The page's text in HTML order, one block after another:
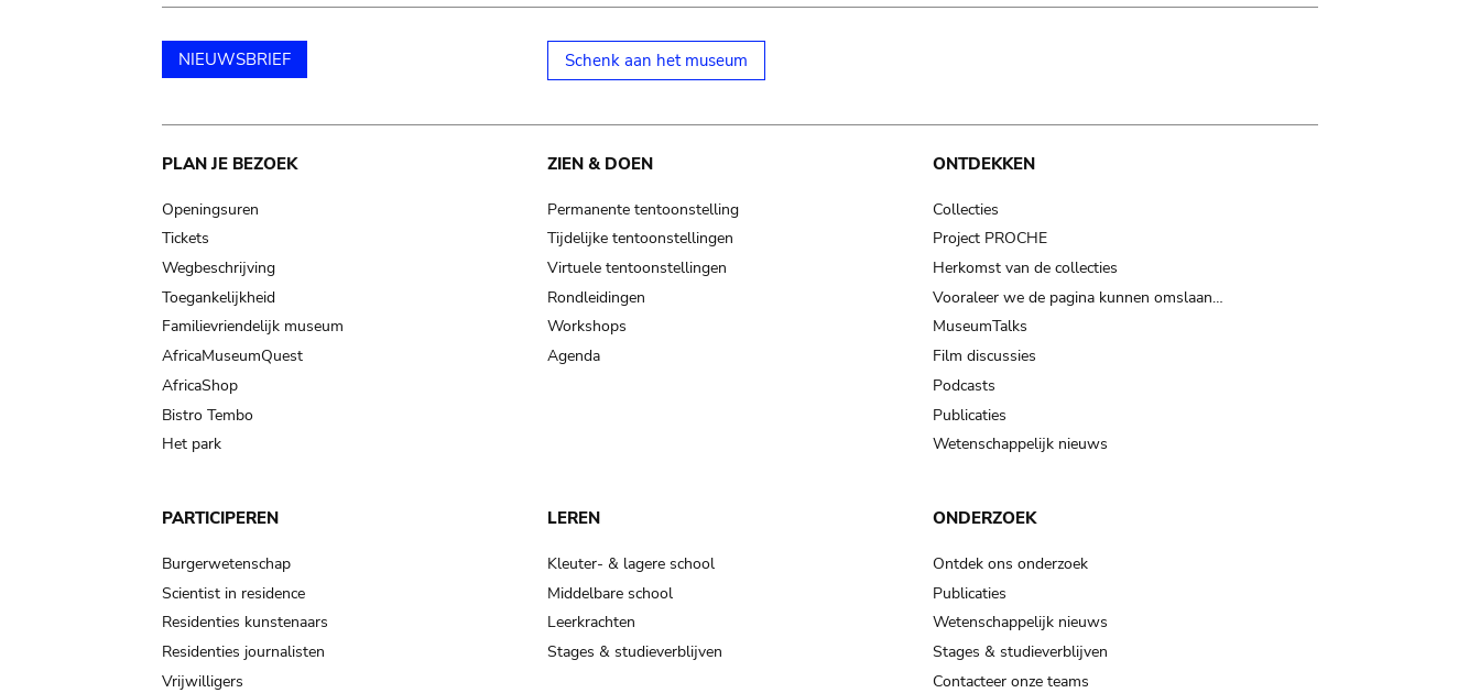
NIEUWSBRIEF Schenk aan het museum
Main
navigation
PLAN JE BEZOEK
Openingsuren
Tickets
Wegbeschrijving
Toegankelijkheid
Familievriendelijk museum
AfricaMuseumQuest
AfricaShop
Bistro Tembo
Het park
ZIEN & DOEN
Permanente tentoonstelling
Tijdelijke tentoonstellingen
Virtuele tentoonstellingen
Rondleidingen
Workshops
Agenda
ONTDEKKEN
Collecties
Project PROCHE
Herkomst van de collecties
Vooraleer we de pagina kunnen omslaan…
MuseumTalks
Film discussies
Podcasts
Publicaties
Wetenschappelijk nieuws
PARTICIPEREN
Burgerwetenschap
Scientist in residence
Residenties kunstenaars
Residenties journalisten
Vrijwilligers
LEREN
Kleuter- & lagere school
Middelbare school
Leerkrachten
Stages & studieverblijven
ONDERZOEK
Ontdek ons onderzoek
Publicaties
Wetenschappelijk nieuws
Stages & studieverblijven
Contacteer onze teams